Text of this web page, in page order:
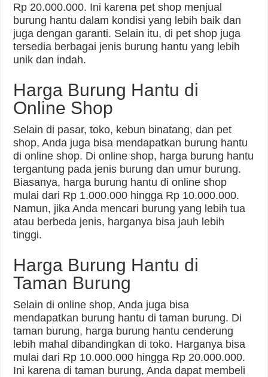
Rp 20.000.000. Ini karena pet shop menjual
burung hantu dalam kondisi yang lebih baik dan
juga dengan garanti. Selain itu, di pet shop juga
tersedia berbagai jenis burung hantu yang lebih
unik dan indah.
Harga Burung Hantu di
Online Shop
Selain di pasar, toko, kebun binatang, dan pet
shop, Anda juga bisa mendapatkan burung hantu
di online shop. Di online shop, harga burung hantu
tergantung pada jenis burung dan umur burung.
Biasanya, harga burung hantu di online shop
mulai dari Rp 1.000.000 hingga Rp 10.000.000.
Namun, jika Anda mencari burung yang lebih tua
atau berbeda jenis, harganya bisa jauh lebih
tinggi.
Harga Burung Hantu di
Taman Burung
Selain di online shop, Anda juga bisa
mendapatkan burung hantu di taman burung. Di
taman burung, harga burung hantu cenderung
lebih mahal dibandingkan di toko. Harganya bisa
mulai dari Rp 10.000.000 hingga Rp 20.000.000.
Ini karena di taman burung, Anda dapat membeli